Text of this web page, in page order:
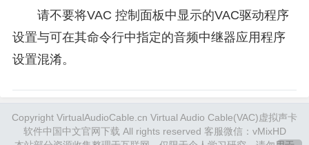
请不要将VAC 控制面板中显示的VAC驱动程序
设置与可在其命令行中指定的音频中继器应用程序
设置混淆。
Copyright VirtualAudioCable.cn Virtual Audio Cable(VAC)虚拟声卡
软件中国中文官网下载 All rights reserved 客服微信：vMixHD